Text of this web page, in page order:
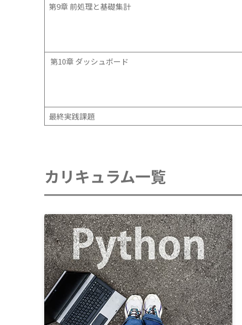
第9章 前処理と基礎集計
第10章 ダッシュボード
最終実践課題
カリキュラム一覧